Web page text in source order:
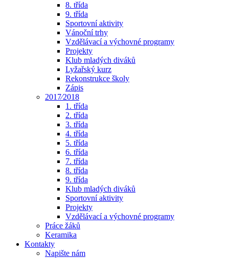
8. třída
9. třída
Sportovní aktivity
Vánoční trhy
Vzdělávací a výchovné programy
Projekty
Klub mladých diváků
Lyžařský kurz
Rekonstrukce školy
Zápis
2017⁄2018
1. třída
2. třída
3. třída
4. třída
5. třída
6. třída
7. třída
8. třída
9. třída
Klub mladých diváků
Sportovní aktivity
Projekty
Vzdělávací a výchovné programy
Práce žáků
Keramika
Kontakty
Napište nám